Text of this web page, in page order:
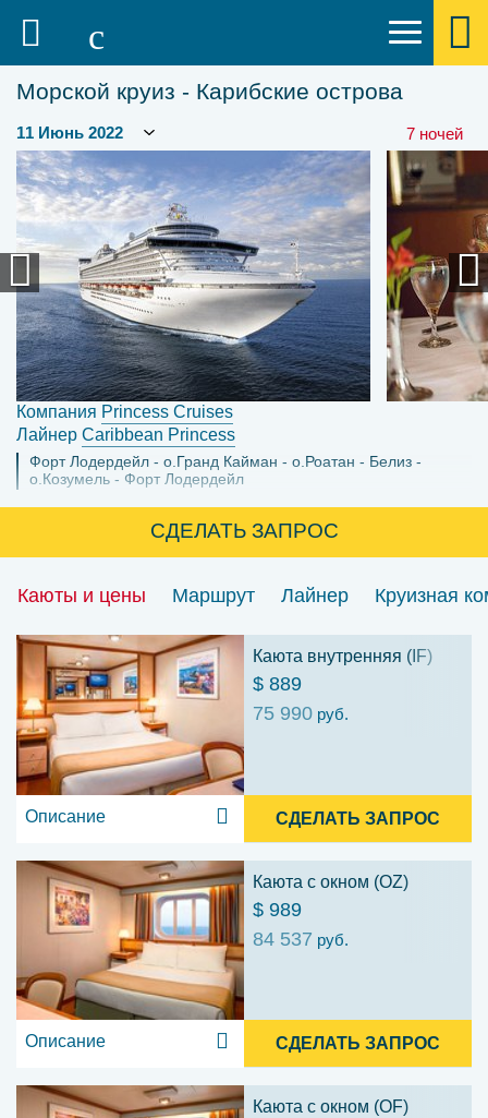
Морской круиз - Карибские острова
7 ночей
Компания Princess Cruises
Лайнер Caribbean Princess
Форт Лодердейл о.Гранд Кайман о.Роатан
Белиз
о.Козумель
Форт Лодердейл
СДЕЛАТЬ ЗАПРОС
Каюты и цены Маршрут Лайнер Круизная
Каюта внутренняя (IF)
$ 889
75 990 руб.
Описание СДЕЛАТЬ ЗАПРОС
Каюта с окном (OZ)
$ 989
84 537 руб.
Описание СДЕЛАТЬ ЗАПРОС
Каюта с окном (OF)